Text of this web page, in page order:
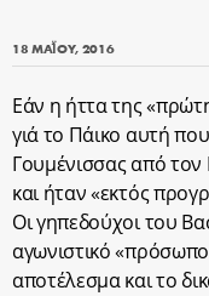
18 ΜΑΪ́ΟΥ, 2016
Εάν η ήττα της
γιά το Πάικο αυτή
Γουμένισσας από
και ήταν «εκτός
Οι γηπεδούχοι του
αγωνιστικό
αποτέλεσμα και το